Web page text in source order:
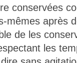
conservées
mêmes après
de les
les